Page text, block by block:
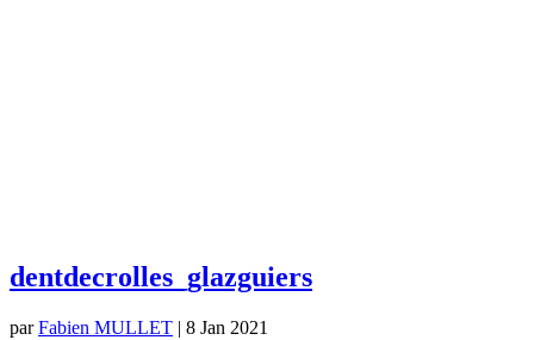
dentdecrolles_glazguiers
parFabien MULLET | 8 Jan 2021